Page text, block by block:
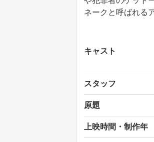
ネークと呼ばれる
キャスト
スタッフ
原題
上映時間・制作年